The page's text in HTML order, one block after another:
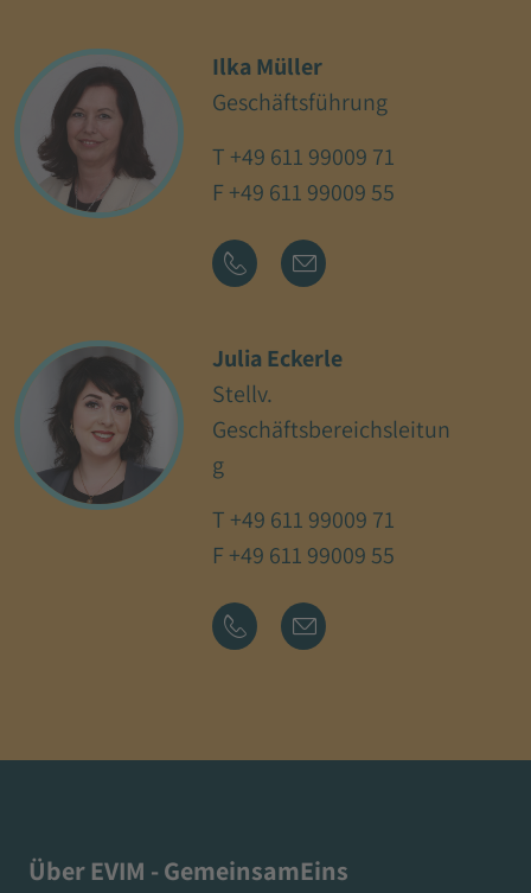
Ilka Müller
Geschäftsführung
T +49 611 99009 71
F +49 611 99009 55
Julia Eckerle
Stellv.
Geschäftsbereichsleitun
g
T +49 611 99009 71
F +49 611 99009 55
Über EVIM - GemeinsamEins